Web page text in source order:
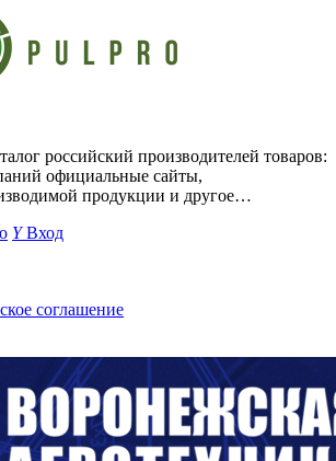
российский производителей товаров:
официальные сайты,
продукции и другое…
YВход
соглашение